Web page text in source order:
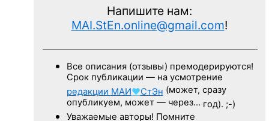
Напишите нам:
MAI.StEn.online@gmail.com!
Все описания (отзывы) премодерируются!
Срок публикации — на усмотрение
редакции МАИ♥СтЭн (может, сразу
опубликуем, может — через… год). ;-)
Уважаемые авторы! Помните